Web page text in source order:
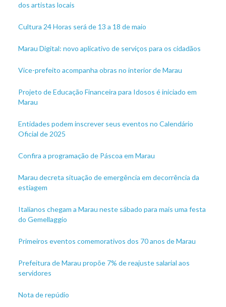
dos artistas locais
Cultura 24 Horas será de 13 a 18 de maio
Marau Digital: novo aplicativo de serviços para os cidadãos
Vice-prefeito acompanha obras no interior de Marau
Projeto de Educação Financeira para Idosos é iniciado em
Marau
Entidades podem inscrever seus eventos no Calendário
Oficial de 2025
Confira a programação de Páscoa em Marau
Marau decreta situação de emergência em decorrência da
estiagem
Italianos chegam a Marau neste sábado para mais uma festa
do Gemellaggio
Primeiros eventos comemorativos dos 70 anos de Marau
Prefeitura de Marau propõe 7% de reajuste salarial aos
servidores
Nota de repúdio